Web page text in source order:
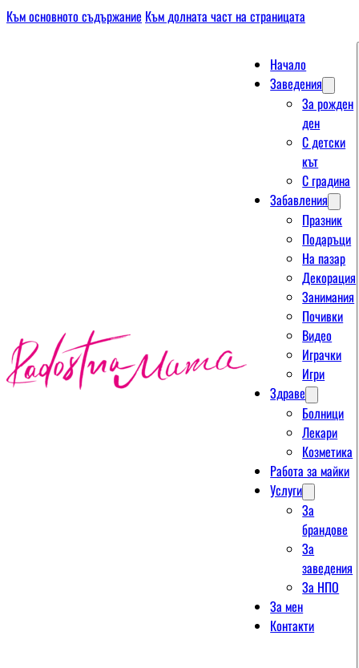
Към основното съдържание Към долната част на страницата
Начало
Заведения
За рожден
ден
С детски
кът
С градина
Забавления
Празник
Подаръци
На пазар
Декорация
Занимания
Почивки
Видео
Играчки
Игри
Здраве
Болници
Лекари
Козметика
Работа за майки
Услуги
За
брандове
За
заведения
За НПО
За мен
Контакти